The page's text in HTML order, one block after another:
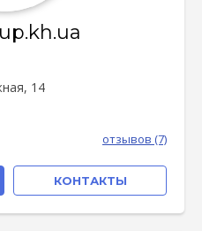
14
отзывов (7)
КОНТАКТЫ